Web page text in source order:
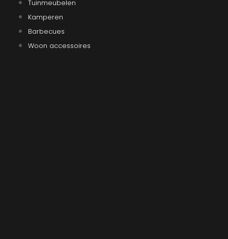
Tuinmeubelen
Kamperen
Barbecues
Woon accessoires